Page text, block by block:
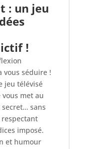
: un jeu
!
vous séduire !
jeu télévisé
vous met au
sans
imposé.
et humour